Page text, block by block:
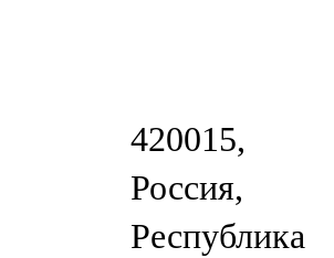
420015,
Россия,
Республика